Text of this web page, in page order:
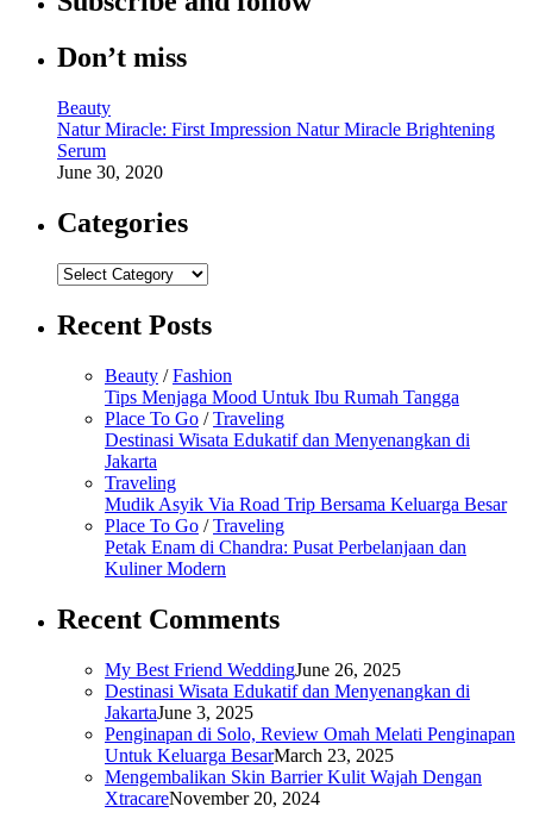
Don’t miss
Beauty
Natur Miracle: First Impression Natur Miracle Brightening
Serum
June 30, 2020
Categories
Categories
Recent Posts
Beauty /Fashion
Tips Menjaga Mood Untuk Ibu Rumah Tangga
Place To Go /Traveling
Destinasi Wisata Edukatif dan Menyenangkan di
Jakarta
Traveling
Mudik Asyik Via Road Trip Bersama Keluarga Besar
Place To Go /Traveling
Petak Enam di Chandra: Pusat Perbelanjaan dan
Kuliner Modern
Recent Comments
My Best Friend WeddingJune 26, 2025
Destinasi Wisata Edukatif dan Menyenangkan di
JakartaJune 3, 2025
Penginapan di Solo, Review Omah Melati Penginapan
Untuk Keluarga BesarMarch 23, 2025
Mengembalikan Skin Barrier Kulit Wajah Dengan
XtracareNovember 20, 2024